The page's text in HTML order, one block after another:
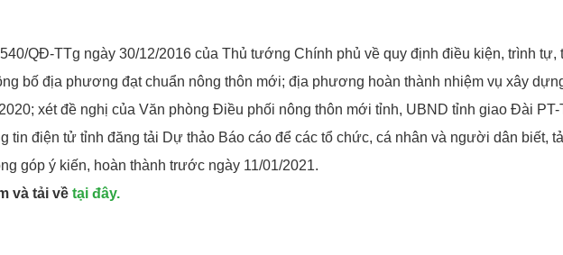
QĐ-TTg ngày 30/12/2016 của Thủ tướng Chính phủ về quy định điều kiện, trình tự,
bố địa phương đạt chuẩn nông thôn mới; địa phương hoàn thành nhiệm vụ xây
xét đề nghị của Văn phòng Điều phối nông thôn mới tỉnh, UBND tỉnh giao Đài PT-
tin điện tử tỉnh đăng tải Dự thảo Báo cáo để các tổ chức, cá nhân và người dân biết,
góp ý kiến, hoàn thành trước ngày 11/01/2021.
và tải về tại đây.